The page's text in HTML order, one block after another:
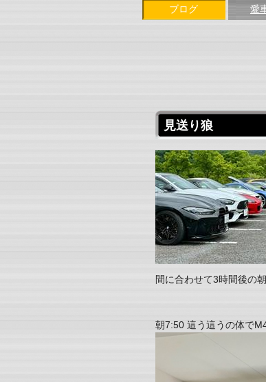
ブログ 愛
見送り狼
間に合わせて3時間後の
朝7:50 這う這うの体で